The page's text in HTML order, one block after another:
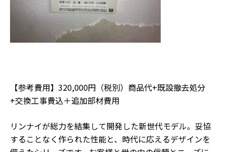
【参考費用】320,000円（税別）商品代+既設撤去処分
+交換工事費込＋追加部材費用
リンナイが総力を結集して開発した新世代モデル。妥協
することなく作られた性能と、時代に応えるデザインを